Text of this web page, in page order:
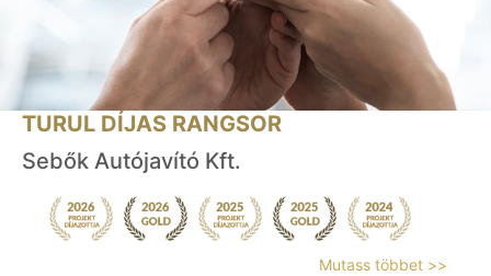
TURUL DÍJAS RANGSOR
Sebők Autójavító Kft.
Mutass többet >>